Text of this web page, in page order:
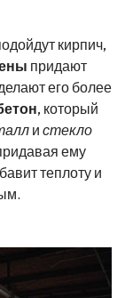
кирпич,
придают
его более
, который
и стекло
ему
теплоту и